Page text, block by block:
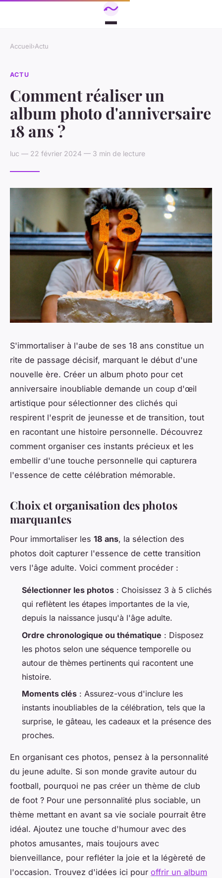
Accueil›Actu
ACTU
Comment réaliser un
album photo d'anniversaire
18 ans ?
luc — 22 février 2024 — 3 min de lecture
S'immortaliser à l'aube de ses 18 ans constitue un
rite de passage décisif, marquant le début d'une
nouvelle ère. Créer un album photo pour cet
anniversaire inoubliable demande un coup d'œil
artistique pour sélectionner des clichés qui
respirent l'esprit de jeunesse et de transition, tout
en racontant une histoire personnelle. Découvrez
comment organiser ces instants précieux et les
embellir d'une touche personnelle qui capturera
l'essence de cette célébration mémorable.
Choix et organisation des photos
marquantes
Pour immortaliser les 18 ans, la sélection des
photos doit capturer l'essence de cette transition
vers l'âge adulte. Voici comment procéder :
Sélectionner les photos : Choisissez 3 à 5 clichés
qui reflètent les étapes importantes de la vie,
depuis la naissance jusqu'à l'âge adulte.
Ordre chronologique ou thématique : Disposez
les photos selon une séquence temporelle ou
autour de thèmes pertinents qui racontent une
histoire.
Moments clés : Assurez-vous d'inclure les
instants inoubliables de la célébration, tels que la
surprise, le gâteau, les cadeaux et la présence des
proches.
En organisant ces photos, pensez à la personnalité
du jeune adulte. Si son monde gravite autour du
football, pourquoi ne pas créer un thème de club
de foot ? Pour une personnalité plus sociable, un
thème mettant en avant sa vie sociale pourrait être
idéal. Ajoutez une touche d'humour avec des
photos amusantes, mais toujours avec
bienveillance, pour refléter la joie et la légèreté de
l'occasion. Trouvez d'idées ici pour offrir un album